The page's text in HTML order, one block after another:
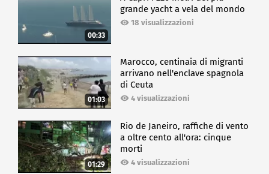
00:33
grande yacht a vela del mondo
18 visualizzazioni
01:03
Marocco, centinaia di migranti
arrivano nell'enclave spagnola
di Ceuta
4 visualizzazioni
01:29
Rio de Janeiro, raffiche di vento
a oltre cento all'ora: cinque
morti
4 visualizzazioni